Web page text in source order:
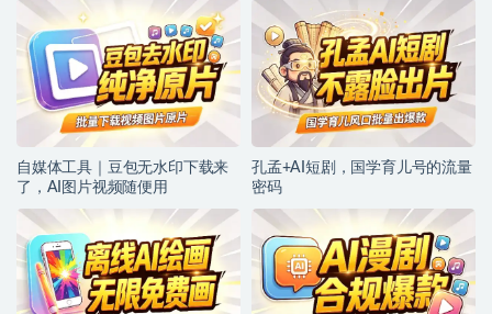
自媒体工具｜豆包无水印下载来
了，AI图片视频随便用
孔孟+AI短剧，国学育儿号的流量
密码